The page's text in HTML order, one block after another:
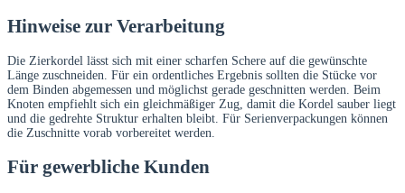
Hinweise zur Verarbeitung
Die Zierkordel lässt sich mit einer scharfen Schere auf die gewünschte
Länge zuschneiden. Für ein ordentliches Ergebnis sollten die Stücke vor
dem Binden abgemessen und möglichst gerade geschnitten werden. Beim
Knoten empfiehlt sich ein gleichmäßiger Zug, damit die Kordel sauber liegt
und die gedrehte Struktur erhalten bleibt. Für Serienverpackungen können
die Zuschnitte vorab vorbereitet werden.
Für gewerbliche Kunden